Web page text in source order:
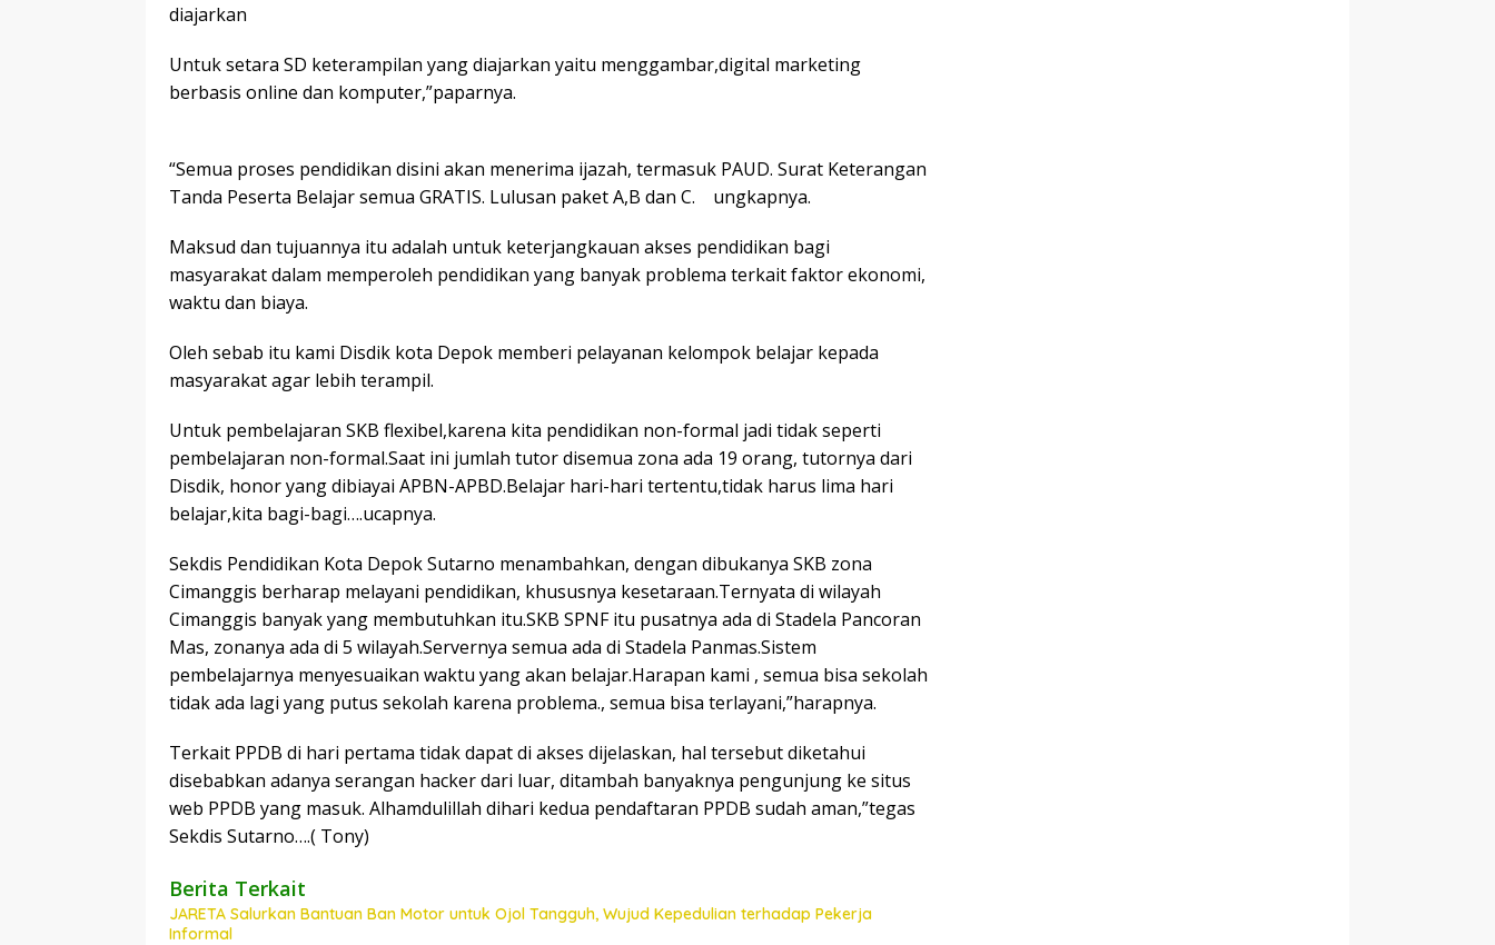
diajarkan
Untuk setara SD keterampilan yang diajarkan yaitu menggambar,digital marketing
berbasis online dan komputer,”paparnya.
“Semua proses pendidikan disini akan menerima ijazah, termasuk PAUD. Surat Keterangan
Tanda Peserta Belajar semua GRATIS. Lulusan paket A,B dan C. ungkapnya.
Maksud dan tujuannya itu adalah untuk keterjangkauan akses pendidikan bagi
masyarakat dalam memperoleh pendidikan yang banyak problema terkait faktor ekonomi,
waktu dan biaya.
Oleh sebab itu kami Disdik kota Depok memberi pelayanan kelompok belajar kepada
masyarakat agar lebih terampil.
Untuk pembelajaran SKB flexibel,karena kita pendidikan non-formal jadi tidak seperti
pembelajaran non-formal.Saat ini jumlah tutor disemua zona ada 19 orang, tutornya dari
Disdik, honor yang dibiayai APBN-APBD.Belajar hari-hari tertentu,tidak harus lima hari
belajar,kita bagi-bagi….ucapnya.
Sekdis Pendidikan Kota Depok Sutarno menambahkan, dengan dibukanya SKB zona
Cimanggis berharap melayani pendidikan, khususnya kesetaraan.Ternyata di wilayah
Cimanggis banyak yang membutuhkan itu.SKB SPNF itu pusatnya ada di Stadela Pancoran
Mas, zonanya ada di 5 wilayah.Servernya semua ada di Stadela Panmas.Sistem
pembelajarnya menyesuaikan waktu yang akan belajar.Harapan kami , semua bisa sekolah
tidak ada lagi yang putus sekolah karena problema., semua bisa terlayani,”harapnya.
Terkait PPDB di hari pertama tidak dapat di akses dijelaskan, hal tersebut diketahui
disebabkan adanya serangan hacker dari luar, ditambah banyaknya pengunjung ke situs
web PPDB yang masuk. Alhamdulillah dihari kedua pendaftaran PPDB sudah aman,”tegas
Sekdis Sutarno….( Tony)
Berita Terkait
JARETA Salurkan Bantuan Ban Motor untuk Ojol Tangguh, Wujud Kepedulian terhadap Pekerja
Informal